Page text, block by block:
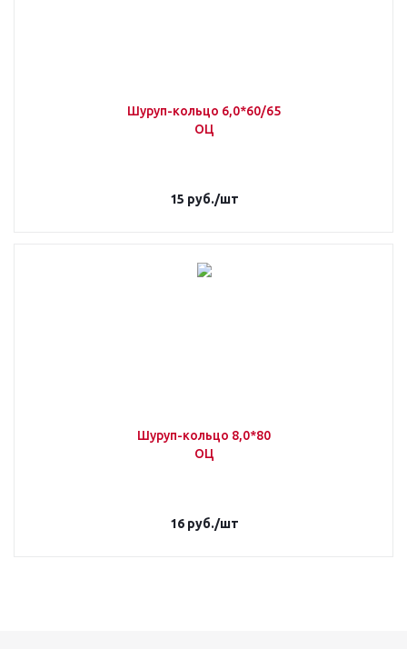
Шуруп-кольцо 6,0*60/65
ОЦ
15 руб./шт
Шуруп-кольцо 8,0*80
ОЦ
16руб./шт